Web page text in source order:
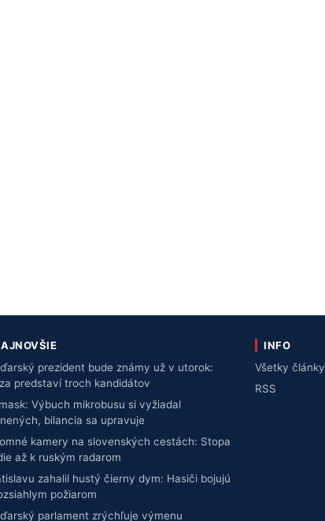
prezident bude známy už v utorok:
predstaví troch kandidátov
Výbuch mikrobusu si vyžiadal
bilancia sa upravuje
kamery na slovenských cestách: Stopa
až k ruským radarom
zahalil hustý čierny dym: Hasiči bojujú
požiarom
parlament zrýchľuje výmenu
INFO
Všetky články
RSS